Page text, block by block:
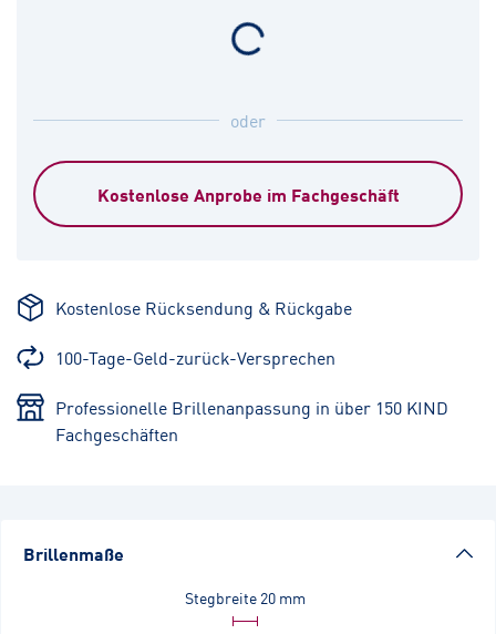
oder
Kostenlose Anprobe im Fachgeschäft
Kostenlose Rücksendung & Rückgabe
100-Tage-Geld-zurück-Versprechen
Professionelle Brillenanpassung in über 150 KIND
Fachgeschäften
Brillenmaße
Stegbreite 20 mm